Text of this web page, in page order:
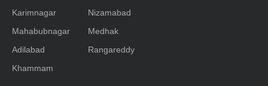
Karimnagar
Mahabubnagar
Adilabad
Khammam
Nizamabad
Medhak
Rangareddy